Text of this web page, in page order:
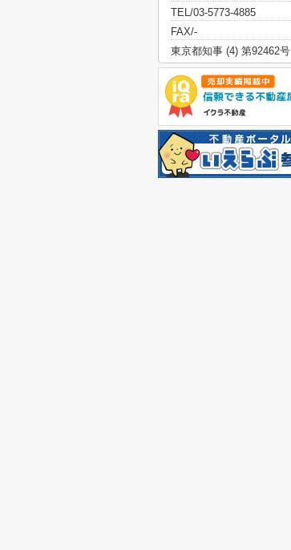
TEL/03-5773-4885
FAX/-
東京都知事 (4) 第92462号